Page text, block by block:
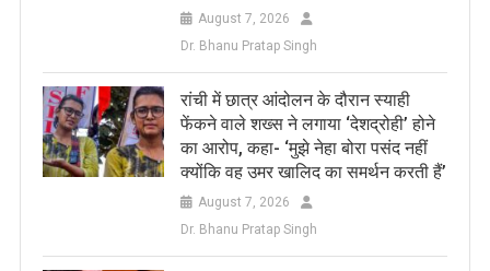
August 7, 2026
Dr. Bhanu Pratap Singh
रांची में छात्र आंदोलन के दौरान स्याही
फेंकने वाले शख्स ने लगाया ‘देशद्रोही’ होने
का आरोप, कहा- ‘मुझे नेहा बोरा पसंद नहीं
क्योंकि वह उमर खालिद का समर्थन करती हैं’
August 7, 2026
Dr. Bhanu Pratap Singh